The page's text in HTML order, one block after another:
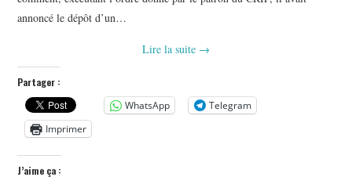
annoncé le dépôt d’un…
Lire la suite →
Partager :
WhatsApp
Telegram
Imprimer
J’aime ça :